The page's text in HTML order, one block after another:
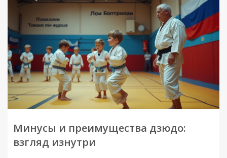
может повлиять на здоровье и какие меры
предосторожности важно учитывать, чтобы
избежать травм.
Минусы и преимущества дзюдо:
взгляд изнутри